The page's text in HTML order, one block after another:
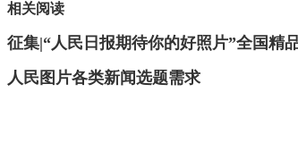
相关阅读
征集|“人民日报期待你的好照片”全国精
人民图片各类新闻选题需求